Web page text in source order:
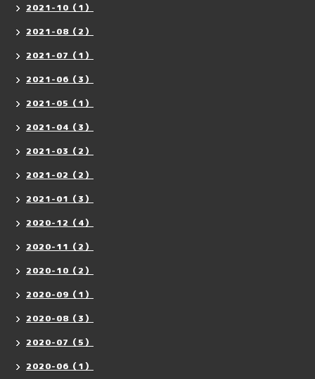
2021-10（1）
2021-08（2）
2021-07（1）
2021-06（3）
2021-05（1）
2021-04（3）
2021-03（2）
2021-02（2）
2021-01（3）
2020-12（4）
2020-11（2）
2020-10（2）
2020-09（1）
2020-08（3）
2020-07（5）
2020-06（1）